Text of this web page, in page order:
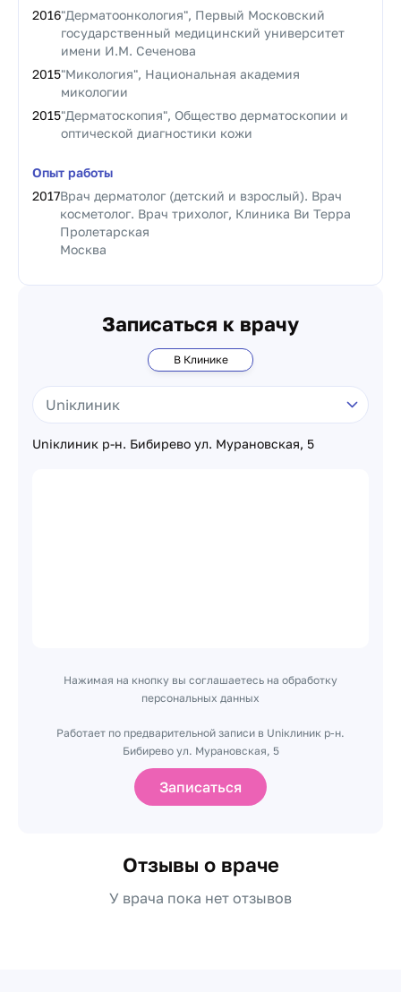
2016"Дерматоонкология", Первый Московский
государственный медицинский университет
имени И.М. Сеченова
2015"Микология", Национальная академия
микологии
2015"Дерматоскопия", Общество дерматоскопии и
оптической диагностики кожи
Опыт работы
2017Врач дерматолог (детский и взрослый). Врач
косметолог. Врач трихолог, Клиника Ви Терра
Пролетарская
Москва
Записаться к врачу
В Клинике
Uniклиник р-н. Бибирево ул. Мурановская, 5
Нажимая на кнопку вы соглашаетесь на обработку
персональных данных
Работает по предварительной записи в Uniклиник р-н.
Бибирево ул. Мурановская, 5
Записаться
Отзывы о враче
У врача пока нет отзывов